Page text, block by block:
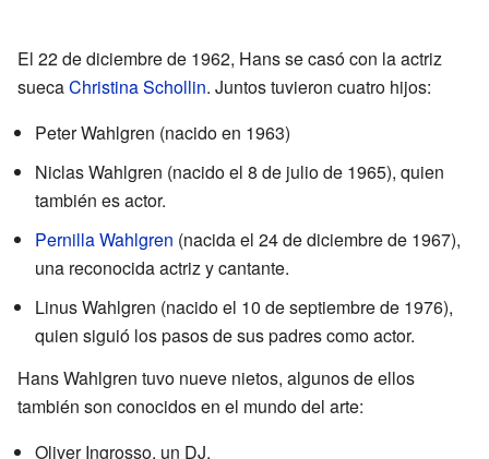
El 22 de diciembre de 1962, Hans se casó con la actriz
suecaChristina Schollin. Juntos tuvieron cuatro hijos:
Peter Wahlgren (nacido en 1963)
Niclas Wahlgren (nacido el 8 de julio de 1965), quien
también es actor.
Pernilla Wahlgren (nacida el 24 de diciembre de 1967),
una reconocida actriz y cantante.
Linus Wahlgren (nacido el 10 de septiembre de 1976),
quien siguió los pasos de sus padres como actor.
Hans Wahlgren tuvo nueve nietos, algunos de ellos
también son conocidos en el mundo del arte:
Oliver Ingrosso, un DJ.